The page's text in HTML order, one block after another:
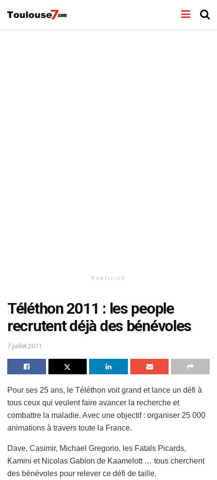
Publicité
Téléthon 2011 : les people
recrutent déjà des bénévoles
7 juillet 2011
Pour ses 25 ans, le Téléthon voit grand et lance un défi à
tous ceux qui veulent faire avancer la recherche et
combattre la maladie. Avec une objectif : organiser 25 000
animations à travers toute la France.
Dave, Casimir, Michael Gregorio, les Fatals Picards,
Kamini et Nicolas Gabion de Kaamelott … tous cherchent
des bénévoles pour relever ce défi de taille.